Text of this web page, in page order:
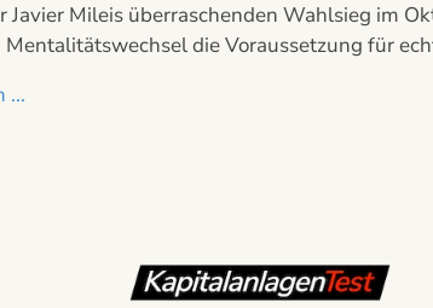
Javier Mileis überraschenden Wahlsieg im
die Voraussetzung für
...